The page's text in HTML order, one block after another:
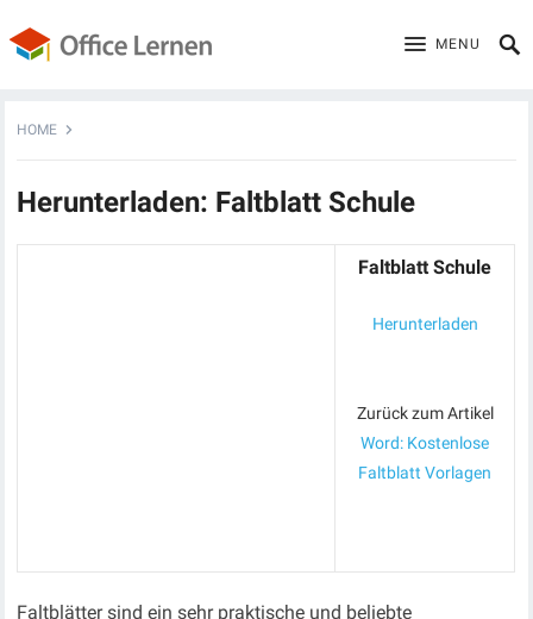
MENU
HOME
Herunterladen: Faltblatt Schule
Faltblatt Schule
Herunterladen
Zurück zum Artikel
Word: Kostenlose
Faltblatt Vorlagen
Faltblätter sind ein sehr praktische und beliebte